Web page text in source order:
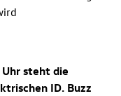
steht die
ID. Buzz